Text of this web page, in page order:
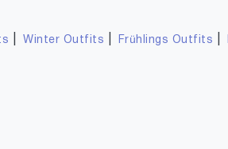
|Winter Outfits Frühlings Outfits